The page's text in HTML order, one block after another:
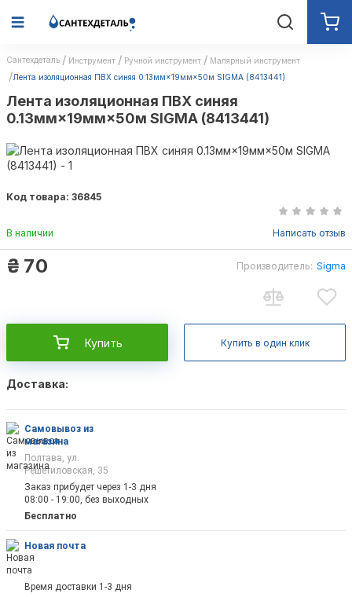
Сантехдеталь Инструмент Ручной инструмент
Малярный инструмент
Лента изоляционная ПВХ синяя 0.13мм×19мм×50м SIGMA (8413441)
Лента изоляционная ПВХ синяя
0.13мм×19мм×50м SIGMA (8413441)
Код товара: 36845
В наличии Написать отзыв
₴ 70 Производитель: Sigma
Купить Купить в один клик
Доставка:
Самовывоз из
магазина
Полтава, ул.
Решетиловская, 35
Заказ прибудет через 1-3 дня
08:00 - 19:00, без выходных
Бесплатно
Новая почта
Время доставки 1-3 дня